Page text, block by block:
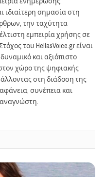
ιδιαίτερη σημασία στη
την ταχύτητα
εμπειρία χρήσης σε
του HellasVoice.gr είναι
και αξιόπιστο
χώρο της ψηφιακής
στη διάδοση της
συνέπεια και